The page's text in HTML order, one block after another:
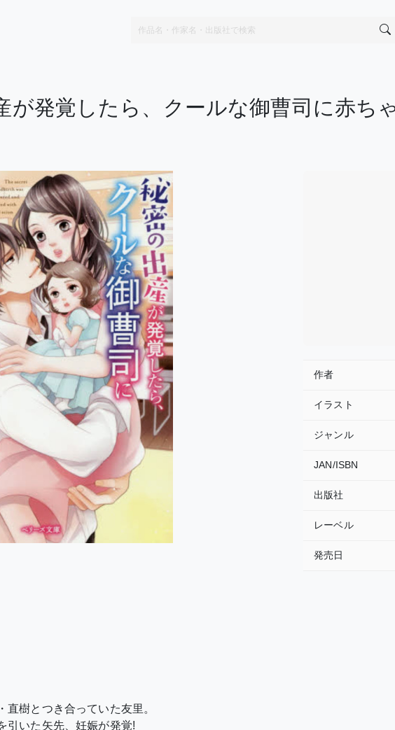
が発覚したら、クールな御曹司に赤ち
作者
イラスト
ジャンル
JAN/ISBN
出版社
レーベル
発売日
直樹とつき合っていた友里。
引いた矢先、妊娠が発覚!